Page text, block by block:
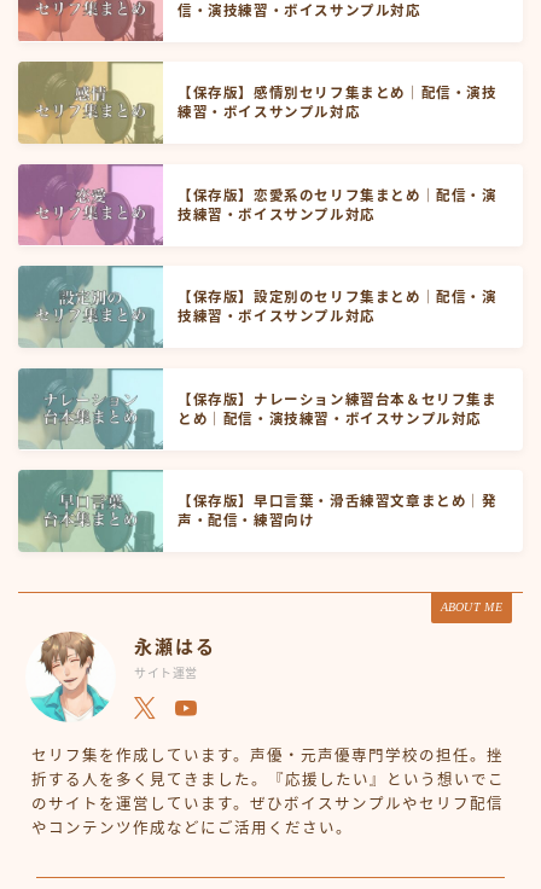
信・演技練習・ボイスサンプル対応
【保存版】感情別セリフ集まとめ｜配信・演技
練習・ボイスサンプル対応
【保存版】恋愛系のセリフ集まとめ｜配信・演
技練習・ボイスサンプル対応
【保存版】設定別のセリフ集まとめ｜配信・演
技練習・ボイスサンプル対応
【保存版】ナレーション練習台本＆セリフ集ま
とめ｜配信・演技練習・ボイスサンプル対応
【保存版】早口言葉・滑舌練習文章まとめ｜発
声・配信・練習向け
ABOUT ME
永瀬はる
サイト運営
セリフ集を作成しています。声優・元声優専門学校の担任。挫
折する人を多く見てきました。『応援したい』という想いでこ
のサイトを運営しています。ぜひボイスサンプルやセリフ配信
やコンテンツ作成などにご活用ください。